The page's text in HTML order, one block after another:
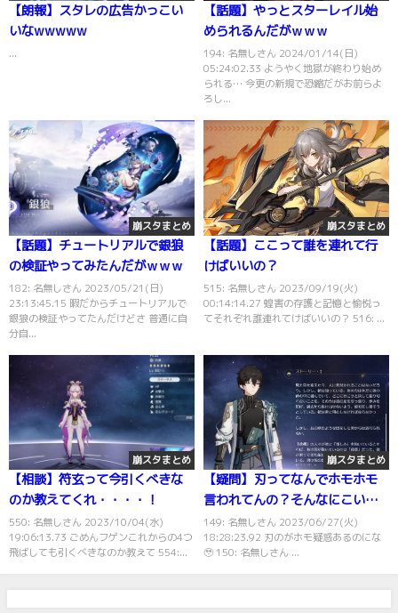
【朗報】スタレの広告かっこい
いなwwwww
...
【話題】やっとスターレイル始
められるんだがｗｗｗ
194: 名無しさん 2024/01/14(日)
05:24:02.33 ようやく地獄が終わり始め
られる… 今更の新規で恐縮だがお前らよ
ろし...
崩スタまとめ
【話題】チュートリアルで銀狼
の検証やってみたんだがｗｗｗ
182: 名無しさん 2023/05/21(日)
23:13:45.15 暇だからチュートリアルで
銀狼の検証やってたんだけどさ 普通に自
分自...
崩スタまとめ
【話題】ここって誰を連れて行
けばいいの？
515: 名無しさん 2023/09/19(火)
00:14:14.27 蝗害の存護と記憶と愉悦っ
てそれぞれ誰連れてけばいいの？ 516: ...
崩スタまとめ
【相談】符玄って今引くべきな
のか教えてくれ・・・・！
550: 名無しさん 2023/10/04(水)
19:06:13.73 ごめんフゲンこれからの4つ
飛ばしても引くべきなのか教えて 554:...
崩スタまとめ
【疑問】刃ってなんでホモホモ
言われてんの？そんなにこいつ
ストーリー出てきたっけ？
149: 名無しさん 2023/06/27(火)
18:28:23.92 刃のがホモ疑惑あるのにな
🥹 150: 名無しさん ...